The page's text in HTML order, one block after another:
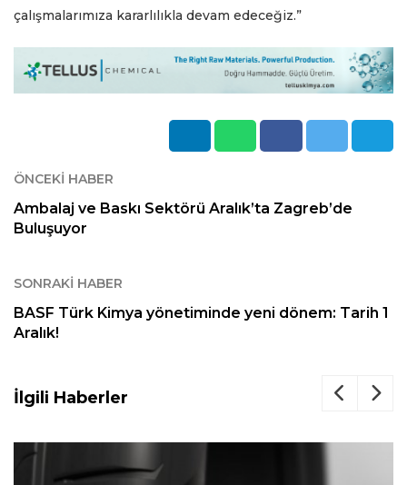
çalışmalarımıza kararlılıkla devam edeceğiz.”
ÖNCEKI HABER
Ambalaj ve Baskı Sektörü Aralık’ta Zagreb’de
Buluşuyor
SONRAKI HABER
BASF Türk Kimya yönetiminde yeni dönem: Tarih 1
Aralık!
İlgili Haberler